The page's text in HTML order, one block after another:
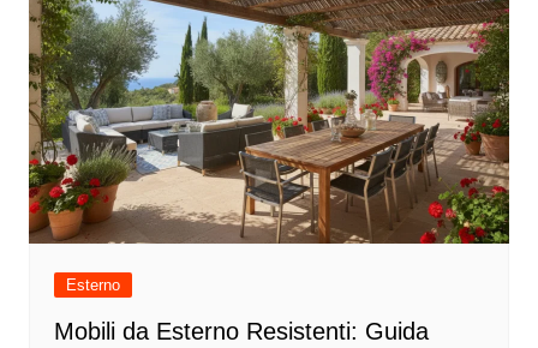
Esterno
Mobili da Esterno Resistenti: Guida